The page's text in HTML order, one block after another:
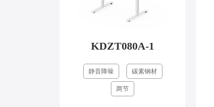
KDZT080A-1
静音降噪 碳素钢材
两节